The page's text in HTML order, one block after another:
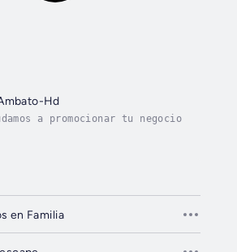
Hd
a promocionar tu negocio
en Familia